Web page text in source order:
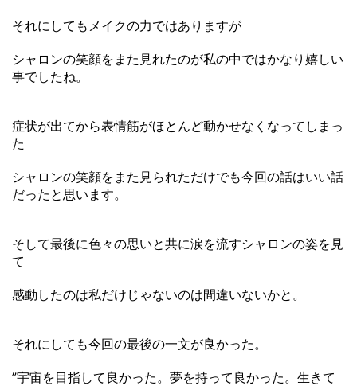
それにしてもメイクの力ではありますが
シャロンの笑顔をまた見れたのが私の中ではかなり嬉しい
事でしたね。
症状が出てから表情筋がほとんど動かせなくなってしまっ
た
シャロンの笑顔をまた見られただけでも今回の話はいい話
だったと思います。
そして最後に色々の思いと共に涙を流すシャロンの姿を見
て
感動したのは私だけじゃないのは間違いないかと。
それにしても今回の最後の一文が良かった。
”宇宙を目指して良かった。夢を持って良かった。生きて